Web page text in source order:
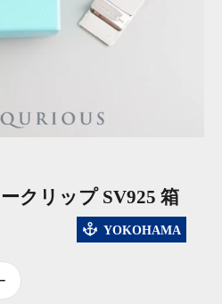
クリップ SV925 箱
YOKOHAMA